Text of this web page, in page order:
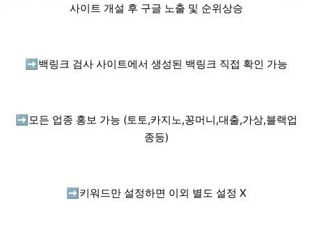
사이트 개설 후 구글 노출 및 순위상승
➡️ 백링크 검사 사이트에서 생성된 백링크 직접 확인 가능
➡️ 모든 업종 홍보 가능 (토토,카지노,꽁머니,대출,가상,블랙업
종등)
➡️ 키워드만 설정하면 이외 별도 설정 X